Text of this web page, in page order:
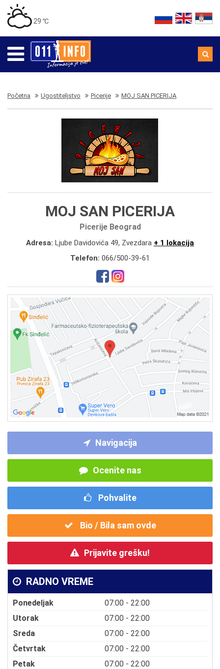
29 ℃
Početna Ugostiteljstvo Picerije MOJ SAN PICERIJA
MOJ SAN PICERIJA
Picerije Beograd
Adresa: Ljube Davidovića 49, Zvezdara + 1 lokacija
Telefon: 066/500-39-61
Navigacija
Ocenite nas
Pohvalite
Bio / Bila sam ovde
Prijavite grešku!
RADNO VREME
Ponedeljak
07:00 - 22:00
Utorak
07:00 - 22:00
Sreda
07:00 - 22:00
Četvrtak
07:00 - 22:00
Petak
07:00 - 22:00